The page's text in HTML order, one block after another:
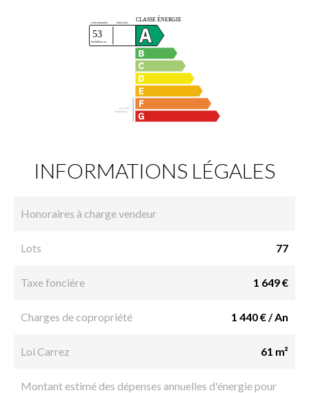
INFORMATIONS LÉGALES
Honoraires à charge vendeur
Lots 77
Taxe foncière 1 649 €
Charges de copropriété 1 440 € / An
Loi Carrez 61 m²
Montant estimé des dépenses annuelles d'énergie pour